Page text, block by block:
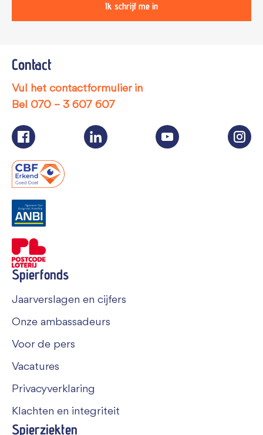
Contact
Vul het contactformulier in
Bel 070 – 3 607 607
Spierfonds
Jaarverslagen en cijfers
Onze ambassadeurs
Voor de pers
Vacatures
Privacyverklaring
Klachten en integriteit
Spierziekten
Ik schrijf me in